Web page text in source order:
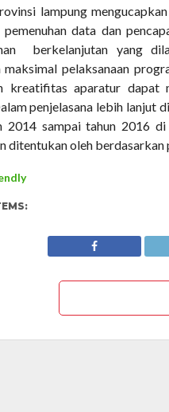
lampung
data dan
berkelanjutan yang
maksimal pelaksanaan
kreatifitas aparatur dapat
penjelasana lebih lanjut
2014 sampai tahun 2016
ditentukan oleh